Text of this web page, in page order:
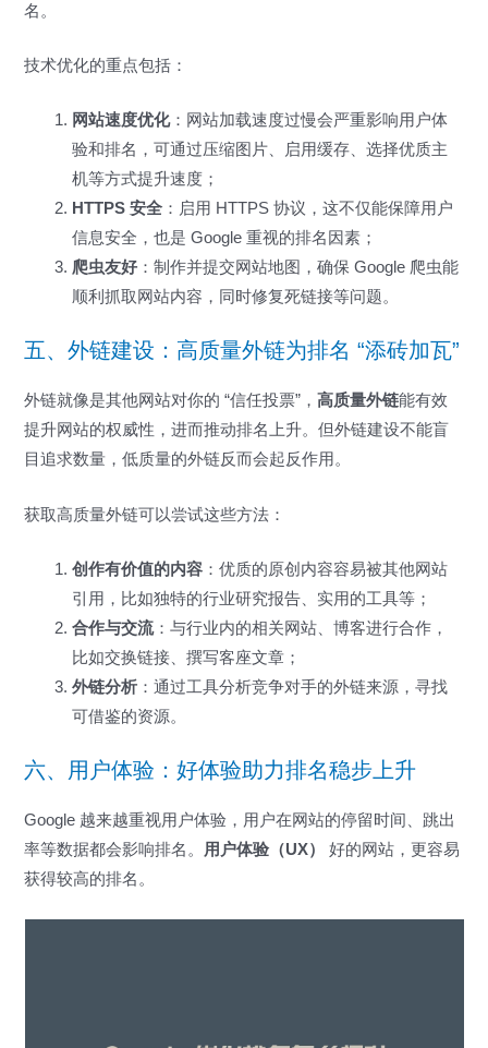
名。
技术优化的重点包括：
网站速度优化：网站加载速度过慢会严重影响用户体
验和排名，可通过压缩图片、启用缓存、选择优质主
机等方式提升速度；
HTTPS 安全 ：启用 HTTPS 协议，这不仅能保障用户
信息安全，也是 Google 重视的排名因素；
爬虫友好 ：制作并提交网站地图，确保 Google 爬虫能
顺利抓取网站内容，同时修复死链接等问题。
五、外链建设：高质量外链为排名 “添砖加瓦”
外链就像是其他网站对你的 “信任投票”，高质量外链能有效
提升网站的权威性，进而推动排名上升。但外链建设不能盲
目追求数量，低质量的外链反而会起反作用。
获取高质量外链可以尝试这些方法：
创作有价值的内容 ：优质的原创内容容易被其他网站
引用，比如独特的行业研究报告、实用的工具等；
合作与交流：与行业内的相关网站、博客进行合作，
比如交换链接、撰写客座文章；
外链分析 ：通过工具分析竞争对手的外链来源，寻找
可借鉴的资源。
六、用户体验：好体验助力排名稳步上升
Google 越来越重视用户体验，用户在网站的停留时间、跳出
率等数据都会影响排名。 用户体验（UX）
好的网站，更容易
获得较高的排名。